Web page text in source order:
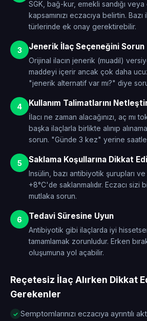
SGK, bağ-kur, emekli sandığı
kapsamınızı eczacıya belirtin.
türlerinde ek onay gerektirebilir.
3 Jenerik İlaç Seçeneğini Sorun
Orijinal ilacın jenerik (muadil)
maddeyi içerir ancak çok daha
"jenerik alternatif var mı?" diye
4 Kullanım Talimatlarını
İlacı ne zaman alacağınızı, aç mı
başka ilaçlarla birlikte alınıp
sorun. "Günde 3 kez" yerine
5 Saklama Koşullarına Dikkat
Insülin, bazı antibiyotik şurupları
+8°C'de saklanmalıdır. Eczacı sizi
mutlaka sorun.
6 Tedavi Süresine Uyun
Antibiyotik gibi ilaçlarda iyi
tamamlamak zorunludur. Erken
oluşumuna yol açabilir.
Reçetesiz İlaç Alırken Dikkat
Gerekenler
Semptomlarınızı eczacıya ayrıntılı